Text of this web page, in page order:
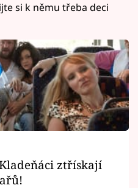
si k němu třeba deci
Kladeňáci ztřískají